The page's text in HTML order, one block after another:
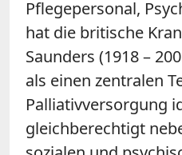
Pflegepersonal,
hat die britische
Saunders (1918 –
als einen zentralen
Palliativversorgung
gleichberechtigt